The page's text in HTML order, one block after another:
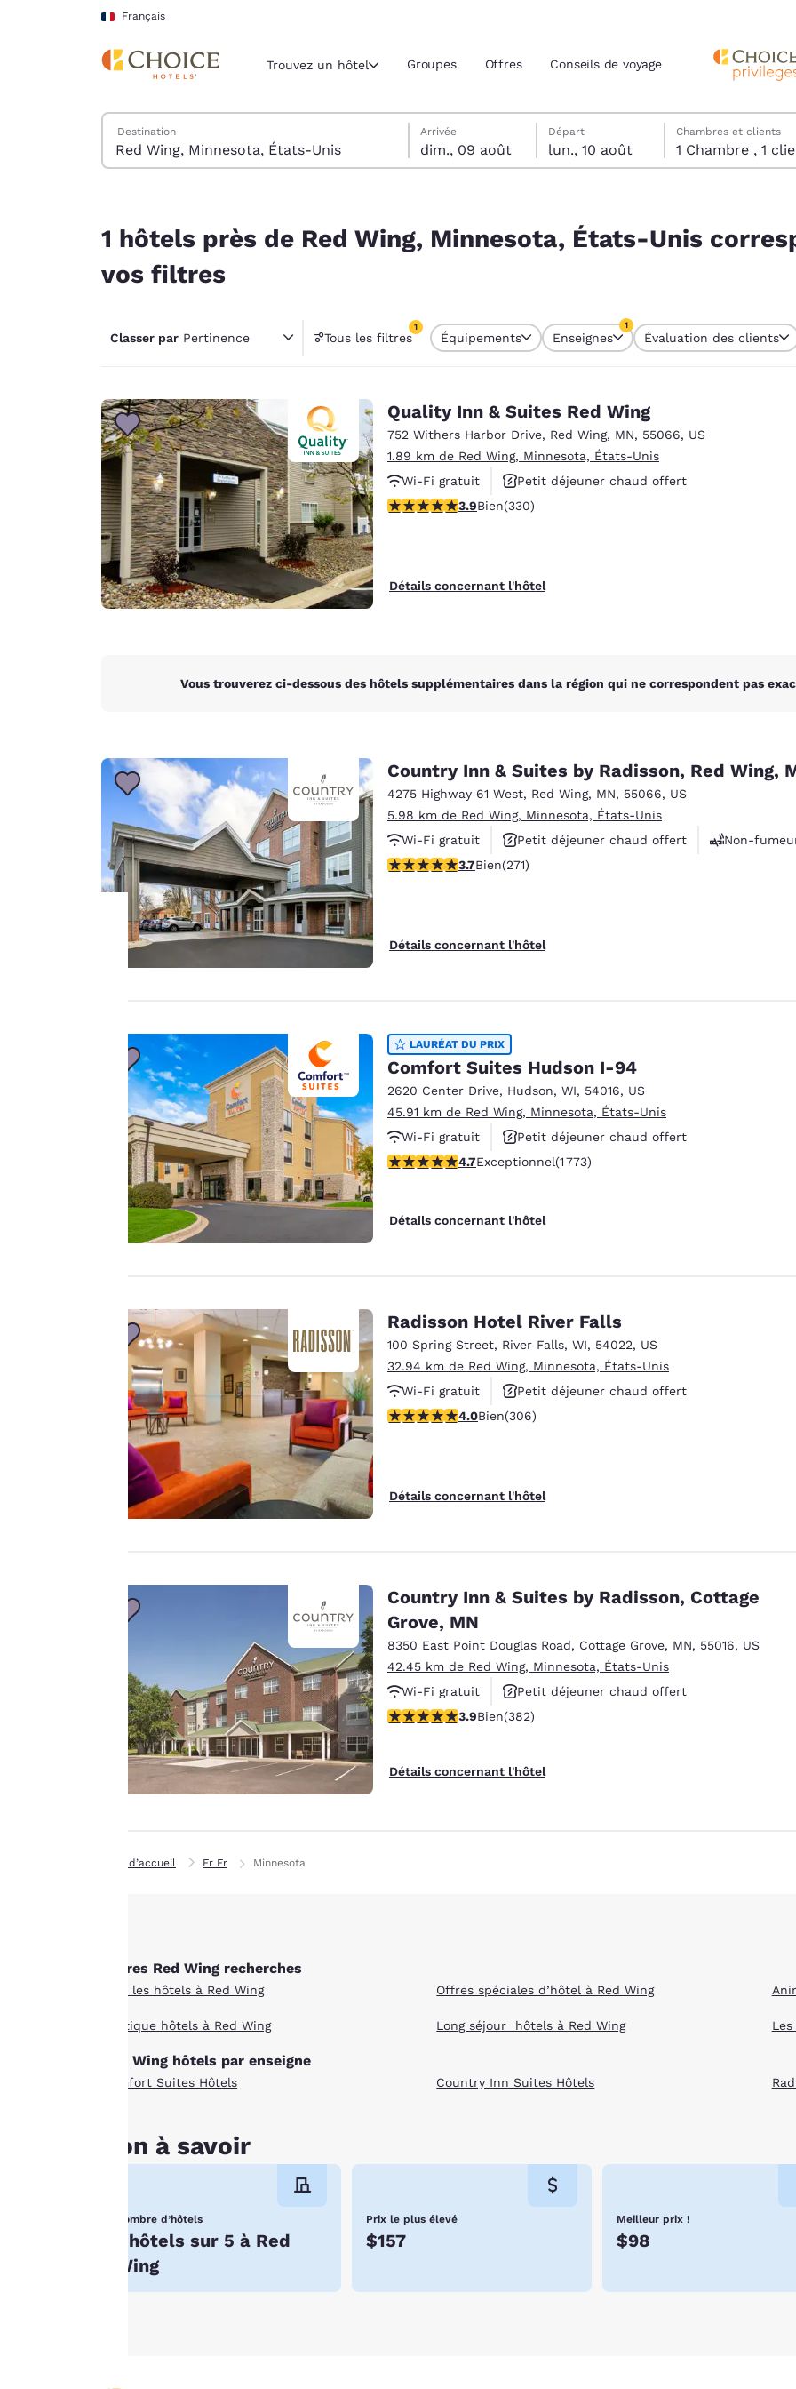
Sauter à Contenu Principal
Français
Région et lieu actuels
Amériques
América Latina Latin America Canada
Canada
Français Español
Europe
Deutschland
Deutsch
Germany
Spain
English
Ireland
Trouvez un hôtel Groupes Offres Conseils de voyage
Trouver des hôtels
Destination
dimanche 9 août
Arrivée
dim., 09 août
lundi 10 août
Départ
lun., 10 août
lundi 10 août date de départ sélectionnée
dimanche 9 août date d’arrivée sélectionnée
Chambres et clients
1 Chambre ,
1 hôtels près de Red Wing, Minnesota, États-Unis
vos filtres
Classer par Pertinence Tous les filtres
1
1 filtre sélectionné
Équipements Enseignes
1
Évaluation des clients
Quality Inn & Suites Red Wing
752 Withers Harbor Drive, Red Wing, MN, 55066, US
1.89 km de Red Wing, Minnesota, États-Unis
Wi-Fi gratuit
Petit déjeuner chaud offert
Espace fitness
3.94 étoiles. Bien. 330 commentaires
3.9Bien(330)
Détails concernant l'hôtel
Vous trouverez ci-dessous des hôtels supplémentaires dans la région qui ne correspondent pas
Country Inn & Suites by Radisson, Red Wing,
4275 Highway 61 West, Red Wing, MN, 55066, US
5.98 km de Red Wing, Minnesota, États-Unis
Wi-Fi gratuit
Petit déjeuner chaud offert
Non-
3.69 étoiles. Bien. 271 commentaires
3.7Bien(271)
Détails concernant l'hôtel
LAURÉAT DU PRIX
Comfort Suites Hudson I-94
2620 Center Drive, Hudson, WI, 54016, US
45.91 km de Red Wing, Minnesota, États-Unis
Wi-Fi gratuit
Petit déjeuner chaud offert
Animaux acceptés
4.69 étoiles. Exceptionnel. 1773 commentaires
4.7Exceptionnel(1 773)
Détails concernant l'hôtel
Radisson Hotel River Falls
100 Spring Street, River Falls, WI, 54022, US
32.94 km de Red Wing, Minnesota, États-Unis
Wi-Fi gratuit
Petit déjeuner chaud offert
Animaux acceptés
3.95 étoiles. Bien. 306 commentaires
4.0Bien(306)
Détails concernant l'hôtel
Country Inn & Suites by Radisson, Cottage
Grove, MN
8350 East Point Douglas Road, Cottage Grove, MN, 55016, US
42.45 km de Red Wing, Minnesota, États-Unis
Wi-Fi gratuit
Petit déjeuner chaud offert
Animaux acceptés
3.9 étoiles. Bien. 382 commentaires
3.9Bien(382)
Détails concernant l'hôtel
Page d’accueil Fr Fr Minnesota
Autres Red Wing recherches
Tous les hôtels à Red Wing
Boutique hôtels à Red Wing
Offres spéciales d’hôtel à Red Wing
Long séjour hôtels à Red Wing
Red Wing hôtels par enseigne
Comfort Suites Hôtels Country Inn Suites Hôtels
Bon à savoir
Nombre d’hôtels
1 hôtels sur 5 à Red
Wing
Prix le plus élevé
$157
Meilleur prix !
$98
de votre
vie privée
est notre
priorité.
Notre site internet
utilise des cookies, y
compris des cookies
expérience en ligne
personnalisée en
envoyant des
publicités en
fonction de vos
préférences de
navigation.
Autrement dit, nous
pouvons retenir des
informations vous
à vos intérêts et
continuer à
pouvez modifier à
tout moment ces
paramètres en
consultant notre
matière de cookies »
contient. En
stockage des cookies
sur votre appareil.
« Refuser tous les
lesquels le
requis ne seront pas
stockés sur votre
d’informations,
consultez notre
Accepter tous les cookies